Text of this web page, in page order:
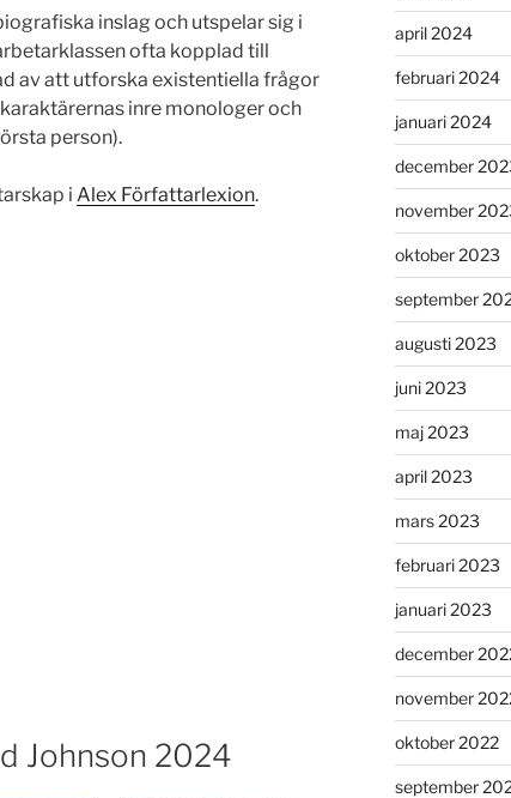
inslag och utspelar sig i
ofta kopplad till
av att utforska existentiella frågor
inre monologer och
person).
i Alex Författarlexion.
Johnson 2024
april 2024
februari 2024
januari 2024
december
november
oktober 2023
september
augusti 2023
juni 2023
maj 2023
april 2023
mars 2023
februari 2023
januari 2023
december
november
oktober 2022
september